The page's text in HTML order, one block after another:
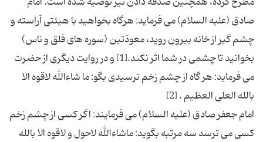
صادق (علیه السلام) می فرماید: هرگاه بخواهید با هیئتی آراسته و
چشم گیر از خانه بیرون روید، معوذتین (سوره های فلق و ناس)
بخوانید تا چشمی در شما اثر نكند.[1] و در روایت دیگری از حضرت
می فرماید: هر گاه از چشم زخم ترسیدی بگو: ما شاءالله لاقوه الا
امام جعفر صادق (علیه السلام) می فرمایند: اگر كسی از چشم زخم
كسی می ترسد سه مرتبه بگوید: ماشاءالله لاحول و لاقوه الا بالله